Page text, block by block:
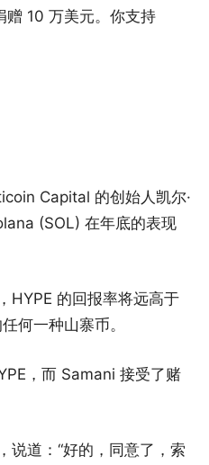
赠 10 万美元。你支持
Capital 的创始人凯尔·
(SOL) 在年底的表现
HYPE 的回报率将远高于
何一种山寨币。
，而 Samani 接受了赌
说道：“好的，同意了，索